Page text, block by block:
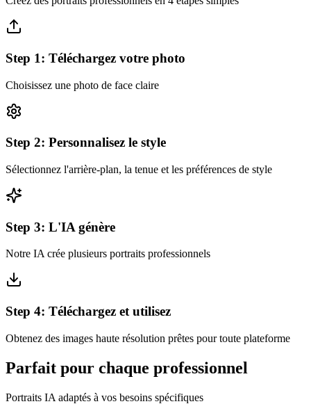
Step 1: Téléchargez votre photo
Choisissez une photo de face claire
Step 2: Personnalisez le style
Sélectionnez l'arrière-plan, la tenue et les préférences de style
Step 3: L'IA génère
Notre IA crée plusieurs portraits professionnels
Step 4: Téléchargez et utilisez
Obtenez des images haute résolution prêtes pour toute plateforme
Parfait pour chaque professionnel
Portraits IA adaptés à vos besoins spécifiques